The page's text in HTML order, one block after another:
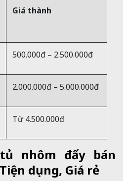
Giá thành
500.000đ – 2.500.000đ
2.000.000đ – 5.000.000đ
Từ 4.500.000đ
nhôm đẩy bán
dụng, Giá rẻ